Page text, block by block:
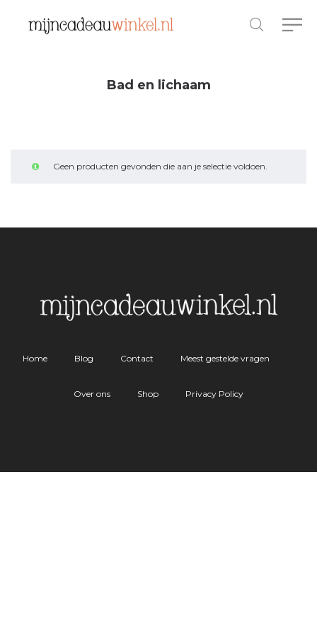
Bad en lichaam
Geen producten gevonden die aan je selectie voldoen.
Home Blog Contact Meest gestelde vragen
Over ons Shop Privacy Policy